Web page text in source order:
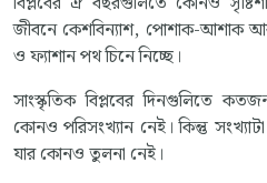
জীবনে কেশবিন্যাশ, পোশাক-আশাক
ও ফ্যাশান পথ চিনে নিচ্ছে।
সাংস্কৃতিক বিপ্লবের দিনগুলিতে
কোনও পরিসংখ্যান নেই। কিন্তু
যার কোনও তুলনা নেই।